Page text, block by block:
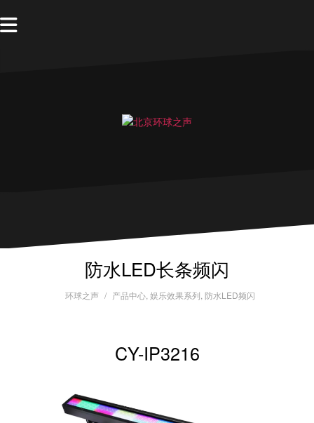
防水LED长条频闪
环球之声 产品中心, 娱乐效果系列 防水LED频闪
CY-IP3216